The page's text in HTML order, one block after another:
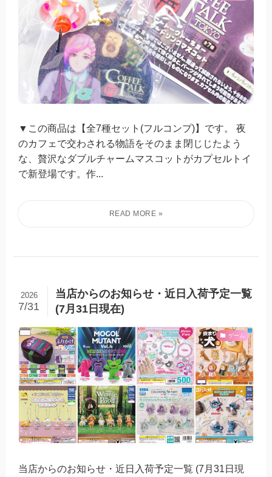
▼この商品は【全7種セット(フルコンプ)】です。 夜
のカフェで交わされる物語をそのまま閉じじたよう
な、贅沢なダブルチャームマスコットがカプセルトイ
で新登場です。作...
当店からのお知らせ・近日入荷予定一覧
(7月31日現在)
2026
7/31
ゲーム
当店からのお知らせ・近日入荷予定一覧 (7月31日現